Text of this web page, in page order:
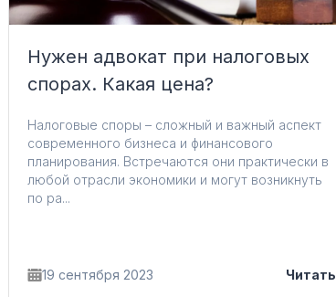
Нужен адвокат при налоговых
спорах. Какая цена?
Налоговые споры – сложный и важный аспект
современного бизнеса и финансового
планирования. Встречаются они практически в
любой отрасли экономики и могут возникнуть
по ра...
19 сентября 2023 Читать